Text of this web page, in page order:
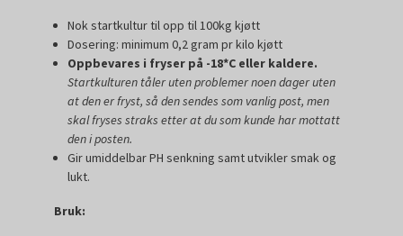
Nok startkultur til opp til 100kg kjøtt
Dosering: minimum 0,2 gram pr kilo kjøtt
Oppbevares i fryser på -18*C eller kaldere.
Startkulturen tåler uten problemer noen dager uten
at den er fryst, så den sendes som vanlig post, men
skal fryses straks etter at du som kunde har mottatt
den i posten.
Gir umiddelbar PH senkning samt utvikler smak og
lukt.
Bruk: